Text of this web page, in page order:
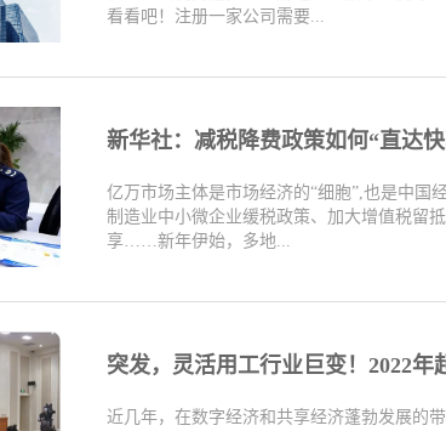
看看吧！注册一家公司需要...
新华社：减税降费政策如何“直达
亿万市场主体是市场经济的“细胞”,也是中国
制造业中小微企业缓税政策、加大增值税留
享……新年伊始，多地...
突发，灵活用工行业巨变！2022年
近几年，在数字经济和共享经济蓬勃发展的